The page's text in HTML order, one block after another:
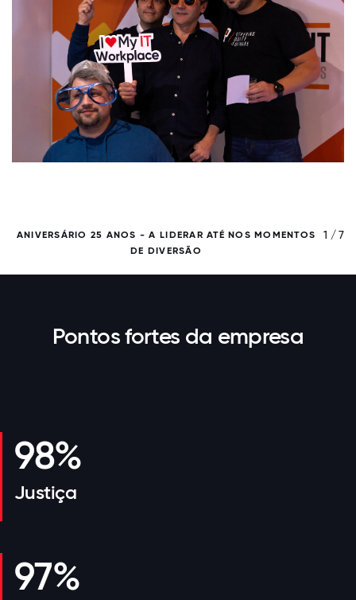
ANIVERSÁRIO 25 ANOS - A LIDERAR ATÉ NOS MOMENTOS
DE DIVERSÃO
1 / 7
Pontos fortes da empresa
98%
Justiça
97%